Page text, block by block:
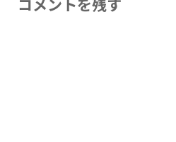
コメントを残す